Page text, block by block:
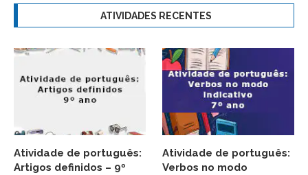
ATIVIDADES RECENTES
Atividade de português:
Artigos definidos – 9º
Atividade de português:
Verbos no modo